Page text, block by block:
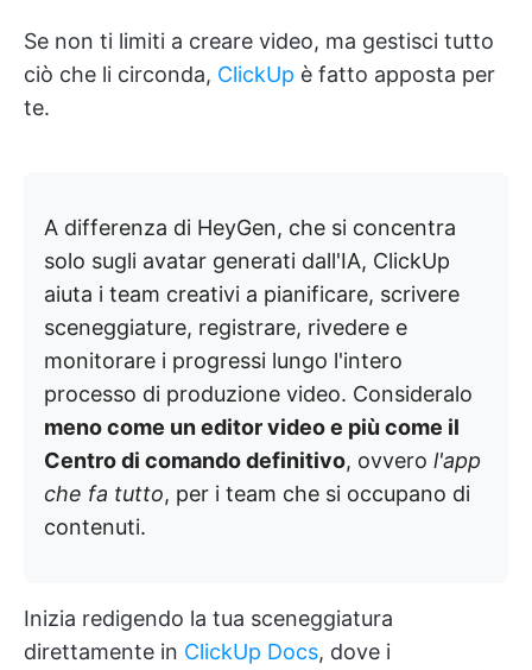
Se non ti limiti a creare video, ma gestisci tutto
ciò che li circonda, ClickUp è fatto apposta per
te.
A differenza di HeyGen, che si concentra
solo sugli avatar generati dall'IA, ClickUp
aiuta i team creativi a pianificare, scrivere
sceneggiature, registrare, rivedere e
monitorare i progressi lungo l'intero
processo di produzione video. Consideralo
meno come un editor video e più come il
Centro di comando definitivo, ovvero l'app
che fa tutto, per i team che si occupano di
contenuti.
Inizia redigendo la tua sceneggiatura
direttamente in ClickUp Docs, dove i